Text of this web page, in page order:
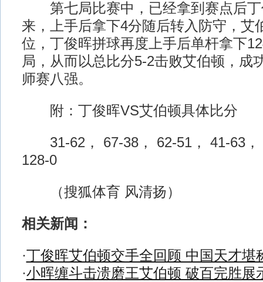
第七局比赛中，已经拿到赛点后丁
来，上手后拿下4分随后转入防守，艾
位，丁俊晖拼球再度上手后单杆拿下
局，从而以总比分5-2击败艾伯顿，成
师赛八强。
附：丁俊晖VS艾伯顿具体比分
31-62， 67-38， 62-51， 41-63，
128-0
（搜狐体育 风清扬）
相关新闻：
·丁俊晖艾伯顿交手全回顾 中国天才堪
·小晖缠斗击溃磨王艾伯顿 破百完胜展